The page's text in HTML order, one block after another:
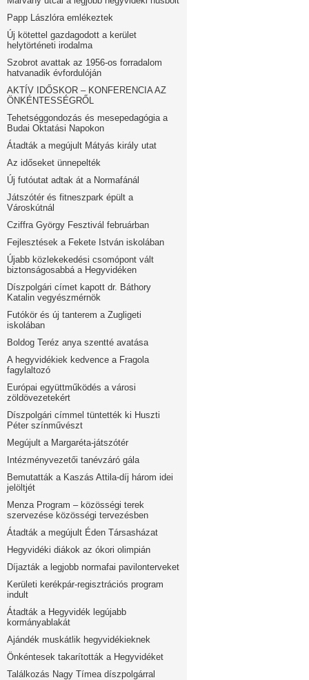
Papp Lászlóra emlékeztek
Új kötettel gazdagodott a kerület
helytörténeti irodalma
Szobrot avattak az 1956-os forradalom
hatvanadik évfordulóján
AKTÍV IDŐSKOR – KONFERENCIA AZ
ÖNKÉNTESSÉGRŐL
Tehetséggondozás és mesepedagógia a
Budai Oktatási Napokon
Átadták a megújult Mátyás király utat
Az időseket ünnepelték
Új futóutat adtak át a Normafánál
Játszótér és fitneszpark épült a
Városkútnál
Cziffra György Fesztivál februárban
Fejlesztések a Fekete István iskolában
Újabb közlekekedési csomópont vált
biztonságosabbá a Hegyvidéken
Díszpolgári címet kapott dr. Báthory
Katalin vegyészmérnök
Futókör és új tanterem a Zugligeti
iskolában
Boldog Teréz anya szentté avatása
A hegyvidékiek kedvence a Fragola
fagylaltozó
Európai együttműködés a városi
zöldövezetekért
Díszpolgári címmel tüntették ki Huszti
Péter színművészt
Megújult a Margaréta-játszótér
Intézményvezetői tanévzáró gála
Bemutatták a Kaszás Attila-díj három idei
jelöltjét
Menza Program – közösségi terek
szervezése közösségi tervezésben
Átadták a megújult Éden Társasházat
Hegyvidéki diákok az ókori olimpián
Díjazták a legjobb normafai pavilonterveket
Kerületi kerékpár-regisztrációs program
indult
Átadták a Hegyvidék legújabb
kormányablakát
Ajándék muskátlik hegyvidékieknek
Önkéntesek takarították a Hegyvidéket
Találkozás Nagy Tímea díszpolgárral